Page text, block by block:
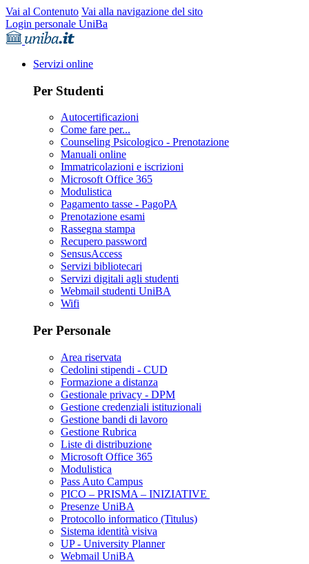
Vai al Contenuto Vai alla navigazione del sito
Login personale UniBa
Servizi online
Per Studenti
Autocertificazioni
Come fare per...
Counseling Psicologico - Prenotazione
Manuali online
Immatricolazioni e iscrizioni
Microsoft Office 365
Modulistica
Pagamento tasse - PagoPA
Prenotazione esami
Rassegna stampa
Recupero password
SensusAccess
Servizi bibliotecari
Servizi digitali agli studenti
Webmail studenti UniBA
Wifi
Per Personale
Area riservata
Cedolini stipendi - CUD
Formazione a distanza
Gestionale privacy - DPM
Gestione credenziali istituzionali
Gestione bandi di lavoro
Gestione Rubrica
Liste di distribuzione
Microsoft Office 365
Modulistica
Pass Auto Campus
PICO – PRISMA – INIZIATIVE
Presenze UniBA
Protocollo informatico (Titulus)
Sistema identità visiva
UP - University Planner
Webmail UniBA